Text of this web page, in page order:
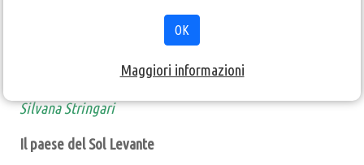
OK
Maggiori informazioni
PROGRAMMA PRIMA VISIONE 12 febbraio
Silvana Stringari
Il paese del Sol Levante